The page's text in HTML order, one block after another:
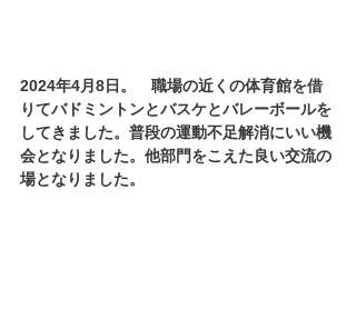
2024年4月8日。　職場の近くの体育館を借
りてバドミントンとバスケとバレーボールを
してきました。普段の運動不足解消にいい機
会となりました。他部門をこえた良い交流の
場となりました。